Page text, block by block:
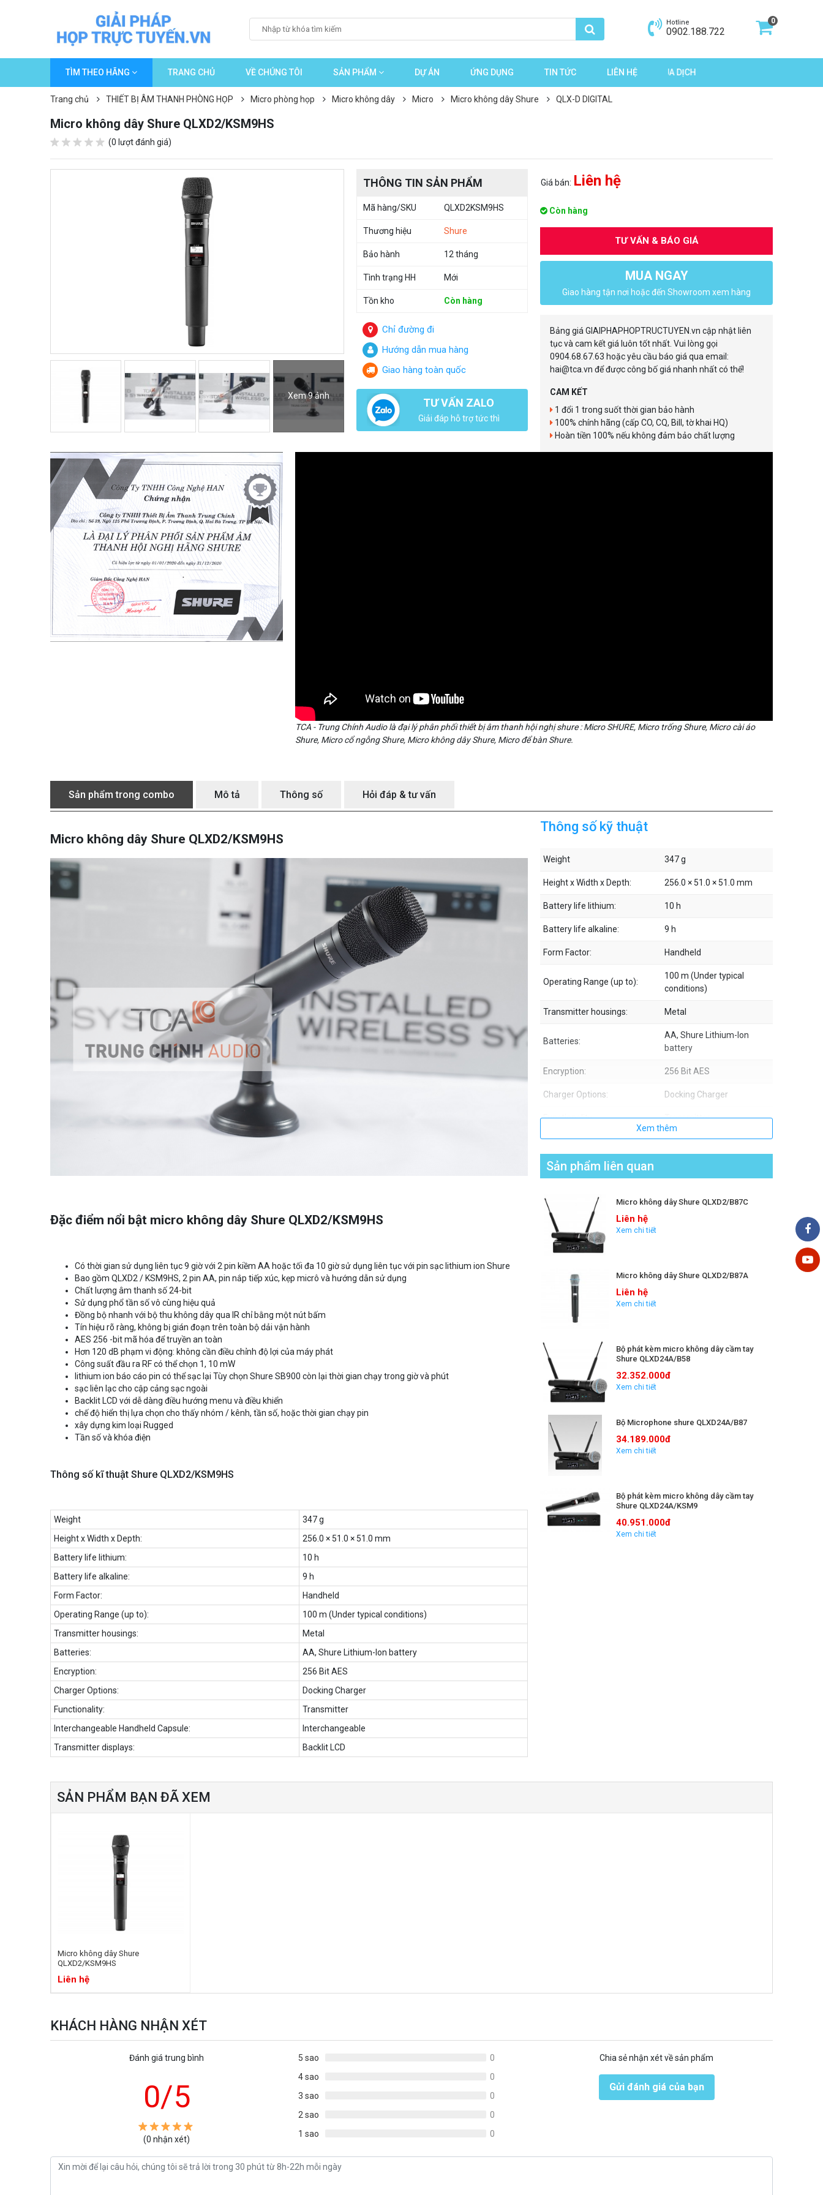
Hotline
0902.188.722
0
TÌM THEO HÃNG TRANG CHỦ VỀ CHÚNG TÔI SẢN PHẨM DỰ ÁN ỨNG DỤNG TIN TỨC LIÊN HỆ
Trang chủ THIẾT BỊ ÂM THANH PHÒNG HỌP Micro phòng họp Micro không dây Micro Micro không dây Shure QLX-D DIGITAL
Micro không dây Shure QLXD2/KSM9HS
(0 lượt đánh giá)
Xem 9 ảnh
THÔNG TIN SẢN PHẨM
Mã hàng/SKU QLXD2KSM9HS
Thương hiệu Shure
Bảo hành 12 tháng
Tình trạng HH Mới
Tồn kho Còn hàng
Chỉ đường đi
Hướng dẫn mua hàng
Giao hàng toàn quốc
TƯ VẤN ZALO
Giải đáp hỗ trợ tức thì
Giá bán: Liên hệ
Còn hàng
TƯ VẤN & BÁO GIÁ
MUA NGAY
Giao hàng tận nơi hoặc đến Showroom xem hàng
Bảng giá GIAIPHAPHOPTRUCTUYEN.vn cập nhật liên
tục và cam kết giá luôn tốt nhất. Vui lòng gọi
0904.68.67.63 hoặc yêu cầu báo giá qua email:
hai@tca.vn để được công bố giá nhanh nhất có thể!
CAM KẾT
1 đổi 1 trong suốt thời gian bảo hành
100% chính hãng (cấp CO, CQ, Bill, tờ khai HQ)
Hoàn tiền 100% nếu không đảm bảo chất lượng
TCA - Trung Chính Audio là đại lý phân phối thiết bị âm thanh hội nghị shure : Micro SHURE, Micro trống Shure, Micro cài áo
Shure, Micro cổ ngỗng Shure, Micro không dây Shure, Micro để bàn Shure.
Sản phẩm trong combo Mô tả Thông số Hỏi đáp & tư vấn
Micro không dây Shure QLXD2/KSM9HS
Đặc điểm nổi bật micro không dây Shure QLXD2/KSM9HS
Có thời gian sử dụng liên tục 9 giờ với 2 pin kiềm AA hoặc tối đa 10 giờ sử dụng liên tục với pin sạc lithium ion Shure
Bao gồm QLXD2 / KSM9HS, 2 pin AA, pin nắp tiếp xúc, kẹp micrô và hướng dẫn sử dụng
Chất lượng âm thanh số 24-bit
Sử dụng phổ tần số vô cùng hiệu quả
Đồng bộ nhanh với bộ thu không dây qua IR chỉ bằng một nút bấm
Tín hiệu rõ ràng, không bị gián đoạn trên toàn bộ dải vận hành
AES 256 -bit mã hóa để truyền an toàn
Hơn 120 dB phạm vi động: không cần điều chỉnh độ lợi của máy phát
Công suất đầu ra RF có thể chọn 1, 10 mW
lithium ion báo cáo pin có thể sạc lại Tùy chọn Shure SB900 còn lại thời gian chạy trong giờ và phút
sạc liên lạc cho cập cảng sạc ngoài
Backlit LCD với dễ dàng điều hướng menu và điều khiển
chế độ hiển thị lựa chọn cho thấy nhóm / kênh, tần số, hoặc thời gian chạy pin
xây dựng kim loại Rugged
Tần số và khóa điện
Thông số kĩ thuật Shure QLXD2/KSM9HS
Weight
347 g
Height x Width x Depth:
256.0 × 51.0 × 51.0 mm
Battery life lithium:
10 h
Battery life alkaline:
9 h
Form Factor:
Handheld
Operating Range (up to):
100 m (Under typical conditions)
Transmitter housings:
Metal
Batteries:
AA, Shure Lithium-Ion battery
Encryption:
256 Bit AES
Charger Options:
Docking Charger
Functionality:
Transmitter
Interchangeable Handheld Capsule:
Interchangeable
Transmitter displays:
Backlit LCD
Thông số kỹ thuật
Weight 347 g
Height x Width x Depth: 256.0 × 51.0 × 51.0 mm
Battery life lithium: 10 h
Battery life alkaline: 9 h
Form Factor: Handheld
Operating Range (up to):
100 m (Under typical
conditions)
Transmitter housings: Metal
Batteries:
AA, Shure Lithium-Ion
battery
Encryption: 256 Bit AES
Charger Options: Docking Charger
Functionality: Transmitter
Interchangeable Handheld
Capsule:
Transmitter displays: Backlit LCD
Xem thêm
Sản phẩm liên quan
Micro không dây Shure QLXD2/B87C
Liên hệ
Xem chi tiết
Micro không dây Shure QLXD2/B87A
Liên hệ
Xem chi tiết
Bộ phát kèm micro không dây cầm tay
Shure QLXD24A/B58
32.352.000đ
Xem chi tiết
Bộ Microphone shure QLXD24A/B87
34.189.000đ
Xem chi tiết
Bộ phát kèm micro không dây cầm tay
Shure QLXD24A/KSM9
40.951.000đ
Xem chi tiết
SẢN PHẨM BẠN ĐÃ XEM
Micro không dây Shure
QLXD2/KSM9HS
Liên hệ
KHÁCH HÀNG NHẬN XÉT
Đánh giá trung bình
0/5
(0 nhận xét)
5 sao
0
4 sao
0
3 sao
0
2 sao
0
1 sao
0
Chia sẻ nhận xét về sản phẩm
Gửi đánh giá của bạn